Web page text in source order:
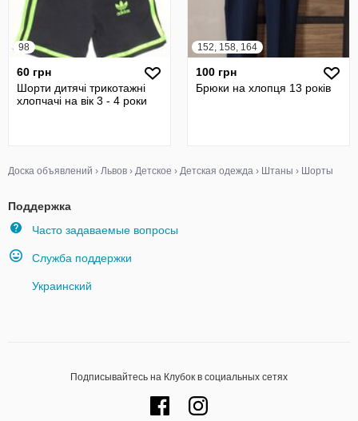
98
60 грн
Шорти дитячі трикотажні
хлопчачі на вік 3 - 4 роки
152, 158, 164
100 грн
Брюки на хлопця 13 років
Доска объявлений › Львов › Детское › Детская одежда › Штаны › Шорты
Поддержка
Часто задаваемые вопросы
Служба поддержки
Украинский
Подписывайтесь на Клубок в социальных сетях